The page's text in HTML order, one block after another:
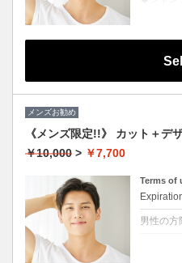
★ブリー
メンズお勧め
《メンズ限定!!》 カット＋デ
￥10,000 > ￥7,700
Terms of
男性の方